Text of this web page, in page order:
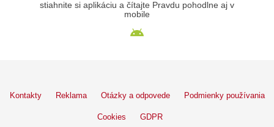
stiahnite si aplikáciu a čítajte Pravdu pohodlne aj v
mobile
Kontakty Reklama Otázky a odpovede Podmienky používania
Cookies GDPR